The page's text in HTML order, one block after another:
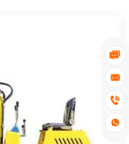



